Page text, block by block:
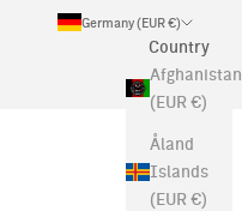
Germany (EUR €)
Country
Afghanistan
(EUR €)
Åland
Islands
(EUR €)